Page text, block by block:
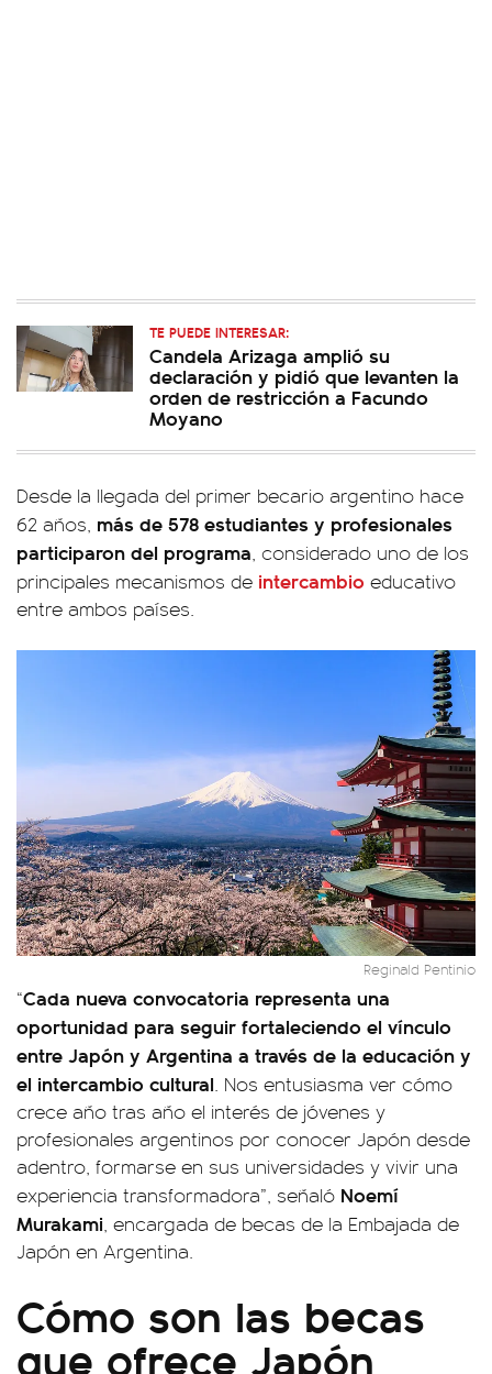
TE PUEDE INTERESAR:
Candela Arizaga amplió su
declaración y pidió que levanten la
orden de restricción a Facundo
Moyano
Desde la llegada del primer becario argentino hace
62 años, más de 578 estudiantes y profesionales
participaron del programa, considerado uno de los
principales mecanismos de intercambio educativo
entre ambos países.
Reginald Pentinio
“Cada nueva convocatoria representa una
oportunidad para seguir fortaleciendo el vínculo
entre Japón y Argentina a través de la educación y
el intercambio cultural. Nos entusiasma ver cómo
crece año tras año el interés de jóvenes y
profesionales argentinos por conocer Japón desde
adentro, formarse en sus universidades y vivir una
experiencia transformadora”, señaló Noemí
Murakami, encargada de becas de la Embajada de
Japón en Argentina.
Cómo son las becas
que ofrece Japón